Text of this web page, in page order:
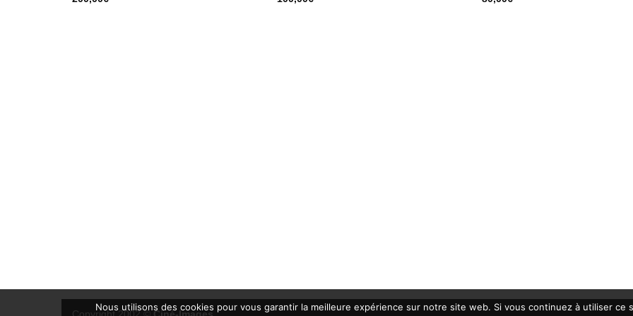
Nous utilisons des cookies pour vous garantir la meilleure expérience sur notre site web. Si vous continuez à utiliser